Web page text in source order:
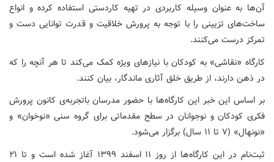
آن‌ها به عنوان وسیله کاربردی در تهیه کاردستی استفاده کرده و انواع
ساخت‌های تزیینی را با توجه به پرورش خلاقیت و قدرت توانایی دست و
تمرکز درست می‌کنند.
کارگاه «نقاشی» به کودکان با نیازهای ویژه کمک می‌کند تا هر آنچه را که
در ذهن دارند، از طریق خلق آثاری ماندگار، بیان کنند.
بر اساس این خبر این کارگاه‌ها با حضور مدرسان باتجربه‌ی کانون پرورش
فکری کودکان و نوجوانان در سطح مقدماتی برای گروه سنی «نوخوان» و
«نونهال» (۷ تا ۱۱ سال) برگزار می‌شود.
ثبت‌نام در این کارگاه‌ها از روز ۱۱ اسفند ۱۳۹۹ آغاز شده است و تا ۲۱